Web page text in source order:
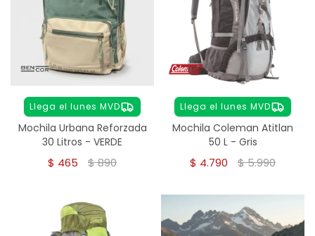
Llega el lunes MVD
Mochila Urbana Reforzada
30 Litros - VERDE
$ 465 $890
Llega el lunes MVD
Mochila Coleman Atitlan
50 L - Gris
$ 4.790 $5.990